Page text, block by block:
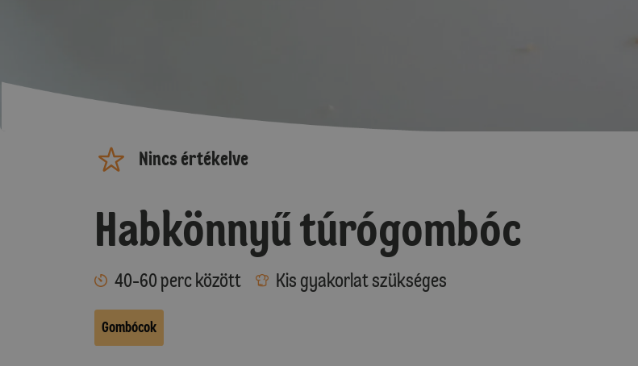
Nincs értékelve
Habkönnyű túrógombóc
40-60 perc között Kis gyakorlat szükséges
Gombócok